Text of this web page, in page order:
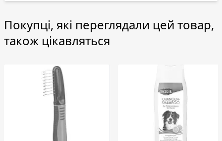
Покупці, які переглядали цей товар,
також цікавляться